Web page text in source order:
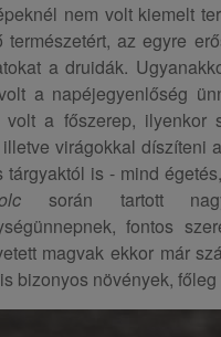
nem volt kiemelt
természetért, az egyre
a druidák.
a napéjegyenlőség
volt a főszerep, ilyenkor
virágokkal díszíteni
tárgyaktól is - mind
során tartott
fontos
magvak ekkor már
bizonyos növények,